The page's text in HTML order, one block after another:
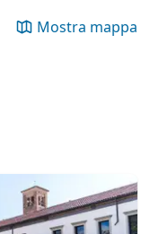
Mostra mappa